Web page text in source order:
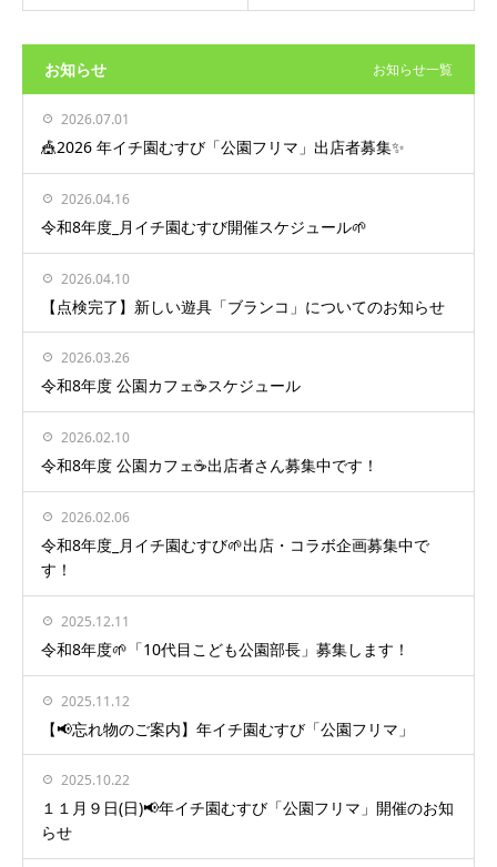
お知らせ お知らせ一覧
2026.07.01
🎪2026 年イチ園むすび「公園フリマ」出店者募集✨
2026.04.16
令和8年度_月イチ園むすび開催スケジュール🌱
2026.04.10
【点検完了】新しい遊具「ブランコ」についてのお知らせ
2026.03.26
令和8年度 公園カフェ☕️スケジュール
2026.02.10
令和8年度 公園カフェ☕️出店者さん募集中です！
2026.02.06
令和8年度_月イチ園むすび🌱出店・コラボ企画募集中で
す！
2025.12.11
令和8年度🌱「10代目こども公園部長」募集します！
2025.11.12
【📢忘れ物のご案内】年イチ園むすび「公園フリマ」
2025.10.22
１１月９日(日)📢年イチ園むすび「公園フリマ」開催のお知
らせ